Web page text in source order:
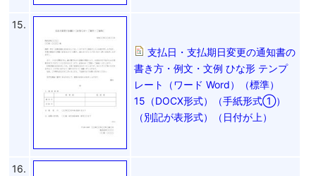
15.
支払日・支払期日変更の通知書の
書き方・例文・文例 ひな形 テンプ
レート（ワード Word）（標準）
15（DOCX形式）（手紙形式①）
（別記が表形式）（日付が上）
16.